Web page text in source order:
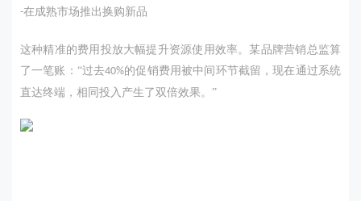
-在成熟市场推出换购新品
这种精准的费用投放大幅提升资源使用效率。某品牌营销总监算
了一笔账： “过去40%的促销费用被中间环节截留，现在通过系统
直达终端，相同投入产生了双倍效果。”